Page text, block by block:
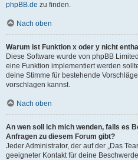
phpBB.de zu finden.
Nach oben
Warum ist Funktion x oder y nicht
Diese Software wurde von phpBB
eine Funktion implementiert werden
deine Stimme für bestehende
vorschlagen kannst.
Nach oben
An wen soll ich mich wenden, falls es
Anfragen zu diesem Forum gibt?
Jeder Administrator, der auf der „Das
geeigneter Kontakt für deine